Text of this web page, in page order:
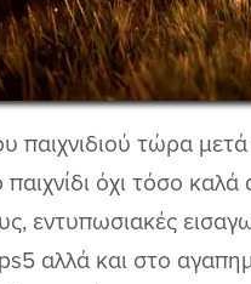
παιχνιδιού τώρα
παιχνίδι όχι τόσο
εντυπωσιακές
αλλά και στο